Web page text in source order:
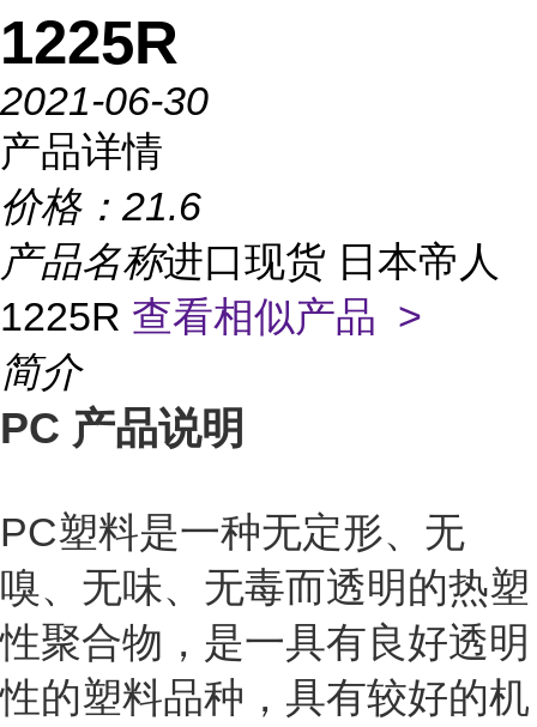
1225R
2021-06-30
产品详情
价格： 21.6
产品名称进口现货 日本帝人
1225R 查看相似产品 >
简介
PC 产品说明
PC塑料是一种无定形、无
嗅、无味、无毒而透明的热塑
性聚合物，是一具有良好透明
性的塑料品种，具有较好的机